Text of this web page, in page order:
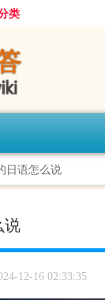
类
日语怎么说
说
12-16 02:33:35